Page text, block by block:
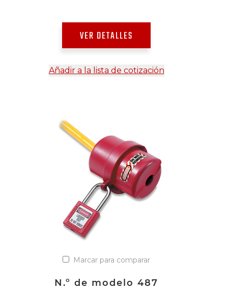
VER DETALLES
Añadir a la lista de cotización
Marcar para comparar
N.º de modelo 487